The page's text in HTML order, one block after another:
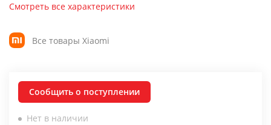
Смотреть все характеристики
Все товары Xiaomi
Сообщить о поступлении
Нет в наличии